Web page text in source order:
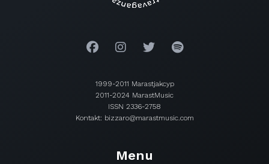
1999-2011 Marastjakcyp
2011-2024 MarastMusic
ISSN 2336-2758
Kontakt: bizzaro@marastmusic.com
Menu